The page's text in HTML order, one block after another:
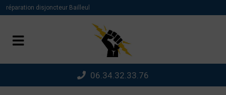
réparation disjoncteur Bailleul
06.34.32.33.76
Panneau de gestion des cookies